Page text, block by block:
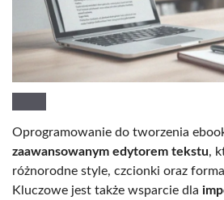
Oprogramowanie do tworzenia
zaawansowanym edytorem tekstu,
różnorodne style, czcionki oraz
Kluczowe jest także wsparcie dla